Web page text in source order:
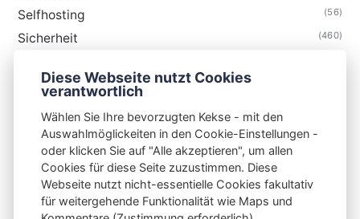
Selfhosting (56)
Sicherheit (460)
Thunderbird
S3N🧩NET
Integrating Open-Source Blog Network (iOSBN)
Diese Webseite nutzt Cookies
verantwortlich
Wählen Sie Ihre bevorzugten Kekse - mit den
Auswahlmöglickeiten in den Cookie-Einstellungen -
oder klicken Sie auf "Alle akzeptieren", um allen
Cookies für diese Seite zuzustimmen. Diese
Webseite nutzt nicht-essentielle Cookies fakultativ
für weitergehende Funktionalität wie Maps und